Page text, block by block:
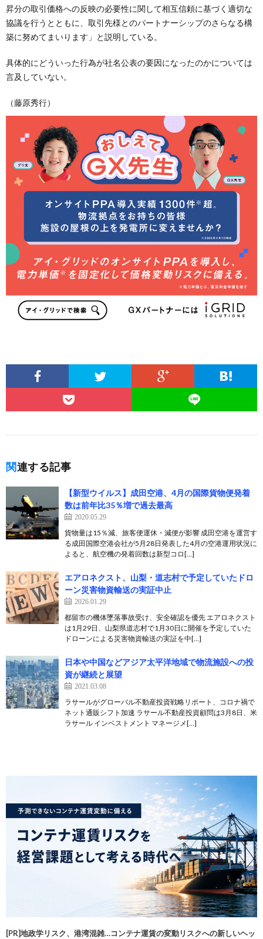
昇分の取引価格への反映の必要性に関して相互信頼に基づく適切な
協議を行うとともに、取引先様とのパートナーシップのさらなる構
築に努めてまいります」と説明している。
具体的にどういった行為が社名公表の要因になったのかについては
言及していない。
（藤原秀行）
関連する記事
【新型ウイルス】成田空港、4月の国際貨物便発着
数は前年比35％増で過去最高
2020.05.29
貨物量は15％減、旅客便運休・減便が影響 成田空港を運営す
る成田国際空港会社が5月28日発表した4月の空港運用状況に
よると、航空機の発着回数は新型コロ[…]
エアロネクスト、山梨・道志村で予定していたドロ
ーン災害物資輸送の実証中止
2026.01.29
都留市の機体墜落事故受け、安全確認を優先 エアロネクスト
は1月29日、山梨県道志村で1月30日に開催を予定していた
ドローンによる災害物資輸送の実証を中[…]
日本や中国などアジア太平洋地域で物流施設への投
資が継続と展望
2021.03.08
ラサールがグローバル不動産投資戦略リポート、コロナ禍で
ネット通販シフト加速 ラサール不動産投資顧問は3月8日、米
ラサール インベストメント マネージメ[…]
[PR]地政学リスク、港湾混雑…コンテナ運賃の変動リスクへの新しいヘッ